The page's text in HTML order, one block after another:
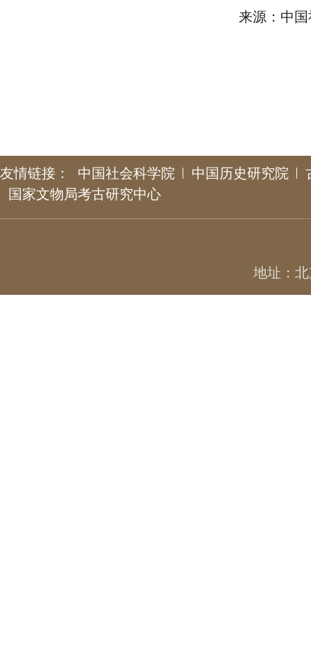
来源：中国
友情链接： 中国社会科学院 中国历史研究院
国家文物局考古研究中心
地址：